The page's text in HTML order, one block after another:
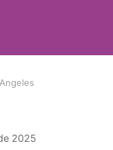
por B
2025